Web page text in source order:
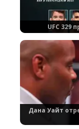
UFC 329
Дана Уайт